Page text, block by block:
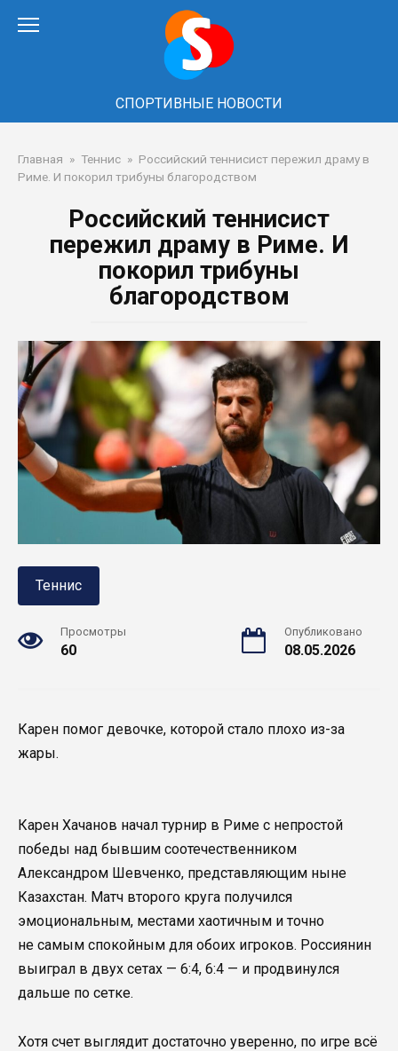
СПОРТИВНЫЕ НОВОСТИ
Главная » Теннис » Российский теннисист пережил драму в
Риме. И покорил трибуны благородством
Российский теннисист
пережил драму в Риме. И
покорил трибуны
благородством
Теннис
Просмотры
60
Опубликовано
08.05.2026
Карен помог девочке, которой стало плохо из-за
жары.
Карен Хачанов начал турнир в Риме с непростой
победы над бывшим соотечественником
Александром Шевченко, представляющим ныне
Казахстан. Матч второго круга получился
эмоциональным, местами хаотичным и точно
не самым спокойным для обоих игроков. Россиянин
выиграл в двух сетах — 6:4, 6:4 — и продвинулся
дальше по сетке.
Хотя счет выглядит достаточно уверенно, по игре всё